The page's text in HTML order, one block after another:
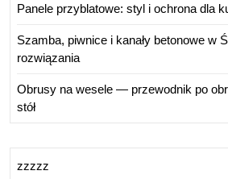
Panele przyblatowe: styl i ochrona dla
Szamba, piwnice i kanały betonowe w
rozwiązania
Obrusy na wesele — przewodnik po
stół
zzzzz